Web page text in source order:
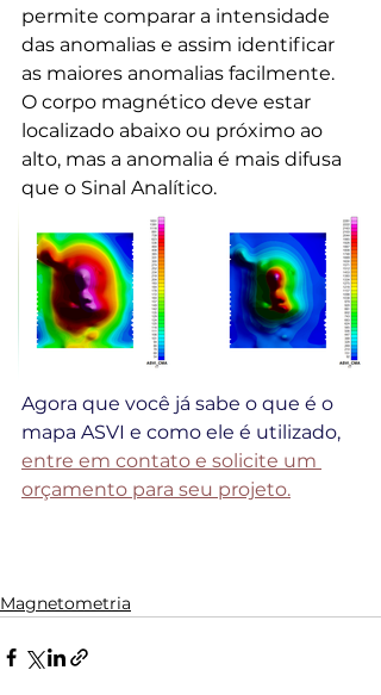
permite comparar a intensidade
das anomalias e assim identificar
as maiores anomalias facilmente.
O corpo magnético deve estar
localizado abaixo ou próximo ao
alto, mas a anomalia é mais difusa
que o Sinal Analítico.
Agora que você já sabe o que é o
mapa ASVI e como ele é utilizado,
entre em contato e solicite um
orçamento para seu projeto.
Magnetometria